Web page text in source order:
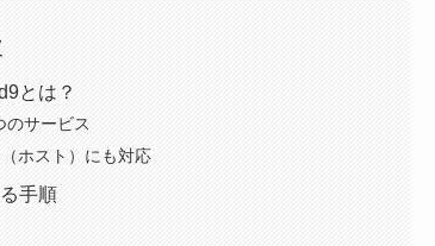
とは？
のサービス
ホスト）にも対応
手順